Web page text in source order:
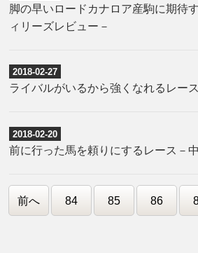
脚の早いロードカナロア産駒に期待
ィリーズレビュー－
2018-02-27
ライバルがいるから強くなれるレー
2018-02-20
前に行った馬を頼りにするレース－
前へ 84 85 86